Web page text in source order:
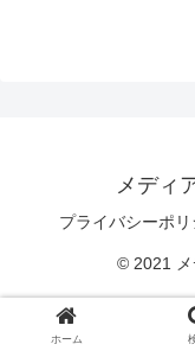
メディ
プライバシーポリ
© 2021 メ
ホーム